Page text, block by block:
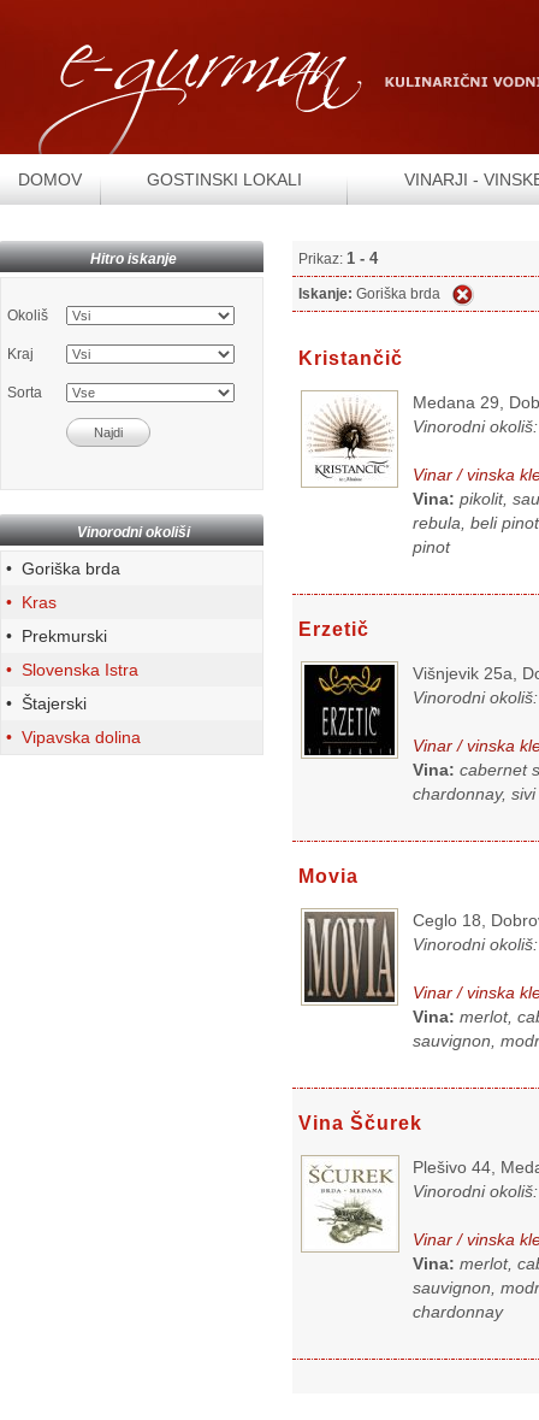
DOMOV GOSTINSKI LOKALI VINARJI -
Hitro iskanje
Okoliš
Kraj
Sorta
Vinorodni okoliši
• Goriška brda
• Kras
• Prekmurski
• Slovenska Istra
• Štajerski
• Vipavska dolina
Prikaz: 1 - 4
Iskanje: Goriška brda
Kristančič
Medana 29,
Vinorodni
Vinar / vinska
Vina: pikolit,
rebula, beli
pinot
Erzetič
Višnjevik 25a,
Vinorodni
Vinar / vinska
Vina: cabernet
chardonnay,
Movia
Ceglo 18,
Vinorodni
Vinar / vinska
Vina: merlot,
sauvignon,
Vina Ščurek
Plešivo 44,
Vinorodni
Vinar / vinska
Vina: merlot,
sauvignon,
chardonnay